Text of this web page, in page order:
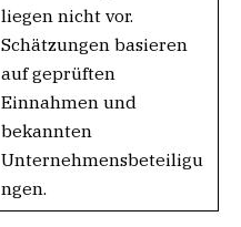
liegen nicht vor.
Schätzungen basieren
auf geprüften
Einnahmen und
bekannten
Unternehmensbeteiligu
ngen.